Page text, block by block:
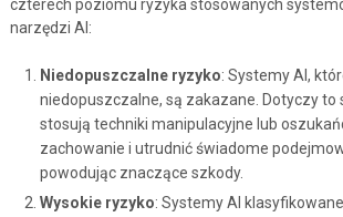
czterech poziomu ryzyka stosowanych
narzędzi AI:
Niedopuszczalne ryzyko: Systemy AI,
niedopuszczalne, są zakazane. Dotyczy to
stosują techniki manipulacyjne lub
zachowanie i utrudnić świadome
powodując znaczące szkody.
Wysokie ryzyko: Systemy AI